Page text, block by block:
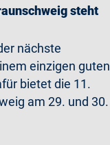
steht
nächste
einzigen guten
bietet die 11.
am 29. und 30.